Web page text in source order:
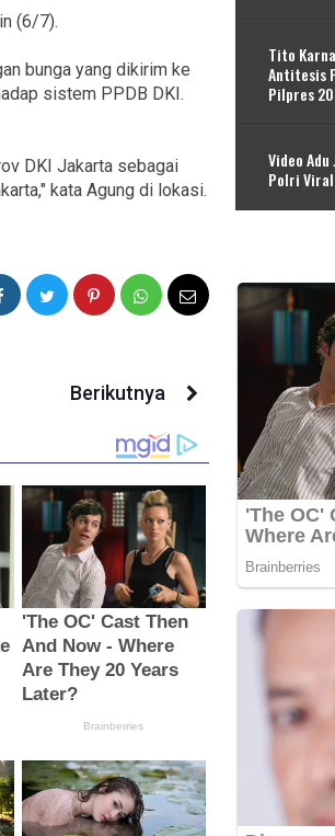
(6/7).
bunga yang dikirim ke
sistem PPDB DKI.
DKI Jakarta sebagai
kata Agung di lokasi.
Berikutnya
Tito
Antitesis
Pilpres
Video
Polri Viral